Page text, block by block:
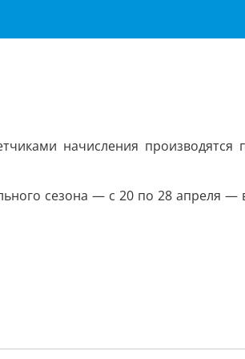
начисления производятся
сезона — с 20 по 28 апреля